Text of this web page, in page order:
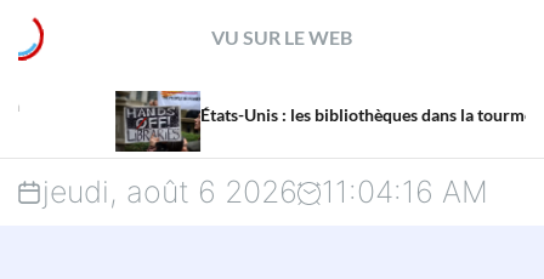
p
VU SUR LE WEB
États-Unis : les bibliothèques dans la tourmente
jeudi, août 6 2026 11 :04:17 AM